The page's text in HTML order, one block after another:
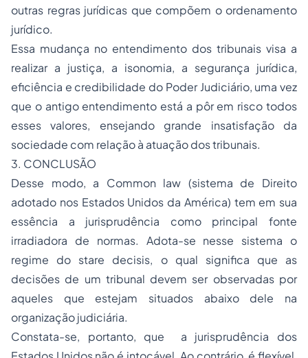
outras regras jurídicas que compõem o ordenamento
jurídico.
Essa mudança no entendimento dos tribunais visa a
realizar a justiça, a isonomia, a segurança jurídica,
eficiência e credibilidade do Poder Judiciário, uma vez
que o antigo entendimento está a pôr em risco todos
esses valores, ensejando grande insatisfação da
sociedade com relação à atuação dos tribunais.
3. CONCLUSÃO
Desse modo, a Common law (sistema de Direito
adotado nos Estados Unidos da América) tem em sua
essência a jurisprudência como principal fonte
irradiadora de normas. Adota-se nesse sistema o
regime do stare decisis, o qual significa que as
decisões de um tribunal devem ser observadas por
aqueles que estejam situados abaixo dele na
organização judiciária.
Constata-se, portanto, que a jurisprudência dos